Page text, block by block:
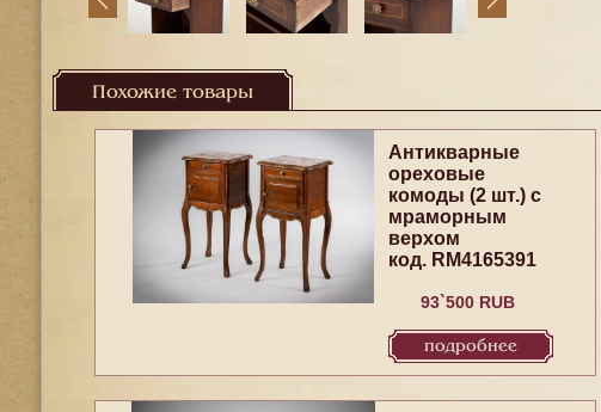
Похожие товары
Антикварные
ореховые
комоды (2 шт.) с
мраморным
верхом
код. RM4165391
93`500 RUB
подробнее